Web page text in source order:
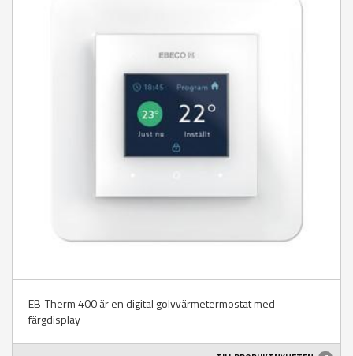
EB-Therm 400 är en digital golvvärmetermostat med
färgdisplay